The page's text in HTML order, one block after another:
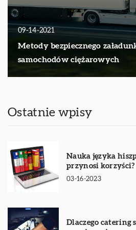
09-14-2021
Metody bezpiecznego
samochodów ciężarowych
Ostatnie wpisy
Nauka języka
przynosi korzyści?
03-16-2023
Dlaczego catering